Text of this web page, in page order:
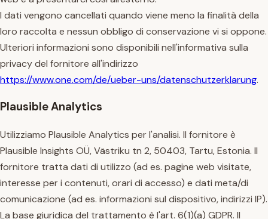
I dati vengono cancellati quando viene meno la finalità della
loro raccolta e nessun obbligo di conservazione vi si oppone.
Ulteriori informazioni sono disponibili nell'informativa sulla
privacy del fornitore all'indirizzo
https://www.one.com/de/ueber-uns/datenschutzerklarung.
Plausible Analytics
Utilizziamo Plausible Analytics per l'analisi. Il fornitore è
Plausible Insights OÜ, Västriku tn 2, 50403, Tartu, Estonia. Il
fornitore tratta dati di utilizzo (ad es. pagine web visitate,
interesse per i contenuti, orari di accesso) e dati meta/di
comunicazione (ad es. informazioni sul dispositivo, indirizzi IP).
La base giuridica del trattamento è l'art. 6(1)(a) GDPR. Il